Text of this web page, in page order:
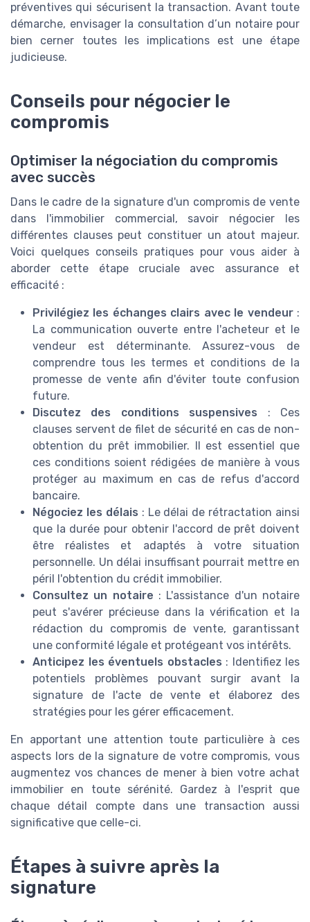
préventives qui sécurisent la transaction. Avant toute
démarche, envisager la consultation d’un notaire pour
bien cerner toutes les implications est une étape
judicieuse.
Conseils pour négocier le
compromis
Optimiser la négociation du compromis
avec succès
Dans le cadre de la signature d'un compromis de vente
dans l'immobilier commercial, savoir négocier les
différentes clauses peut constituer un atout majeur.
Voici quelques conseils pratiques pour vous aider à
aborder cette étape cruciale avec assurance et
efficacité :
Privilégiez les échanges clairs avec le vendeur:
La communication ouverte entre l'acheteur et le
vendeur est déterminante. Assurez-vous de
comprendre tous les termes et conditions de la
promesse de vente afin d'éviter toute confusion
future.
Discutez des conditions suspensives : Ces
clauses servent de filet de sécurité en cas de non-
obtention du prêt immobilier. Il est essentiel que
ces conditions soient rédigées de manière à vous
protéger au maximum en cas de refus d'accord
bancaire.
Négociez les délais : Le délai de rétractation ainsi
que la durée pour obtenir l'accord de prêt doivent
être réalistes et adaptés à votre situation
personnelle. Un délai insuffisant pourrait mettre en
péril l'obtention du crédit immobilier.
Consultez un notaire : L'assistance d'un notaire
peut s'avérer précieuse dans la vérification et la
rédaction du compromis de vente, garantissant
une conformité légale et protégeant vos intérêts.
Anticipez les éventuels obstacles : Identifiez les
potentiels problèmes pouvant surgir avant la
signature de l'acte de vente et élaborez des
stratégies pour les gérer efficacement.
En apportant une attention toute particulière à ces
aspects lors de la signature de votre compromis, vous
augmentez vos chances de mener à bien votre achat
immobilier en toute sérénité. Gardez à l'esprit que
chaque détail compte dans une transaction aussi
significative que celle-ci.
Étapes à suivre après la
signature